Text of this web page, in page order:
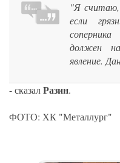
"Я считаю,
если
должен
явление.
- сказалРазин.
ФОТО: ХК "Металлург"